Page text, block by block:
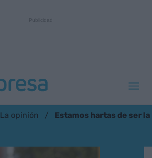
La opinión
Estamos hartas de ser la